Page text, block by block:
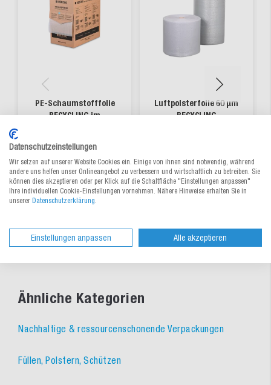
PE-Schaumstofffolie
RECYCLING im
Zum Produkt
ab 33,50 € / Krt.
lieferbar
Luftpolsterfolie 60 µm
RECYCLING
ab 0,42 € / m²
Ähnliche Kategorien
Nachhaltige & ressourcenschonende Verpackungen
Füllen, Polstern, Schützen
Datenschutzeinstellungen
Wir setzen auf unserer Website Cookies ein. Einige von ihnen sind notwendig, während
andere uns helfen unser Onlineangebot zu verbessern und wirtschaftlich zu betreiben. Sie
können dies akzeptieren oder per Klick auf die Schaltfläche "Einstellungen anpassen"
Ihre individuellen Cookie-Einstellungen vornehmen. Nähere Hinweise erhalten Sie in
unserer Datenschutzerklärung
Einstellungen anpassen Alle akzeptieren